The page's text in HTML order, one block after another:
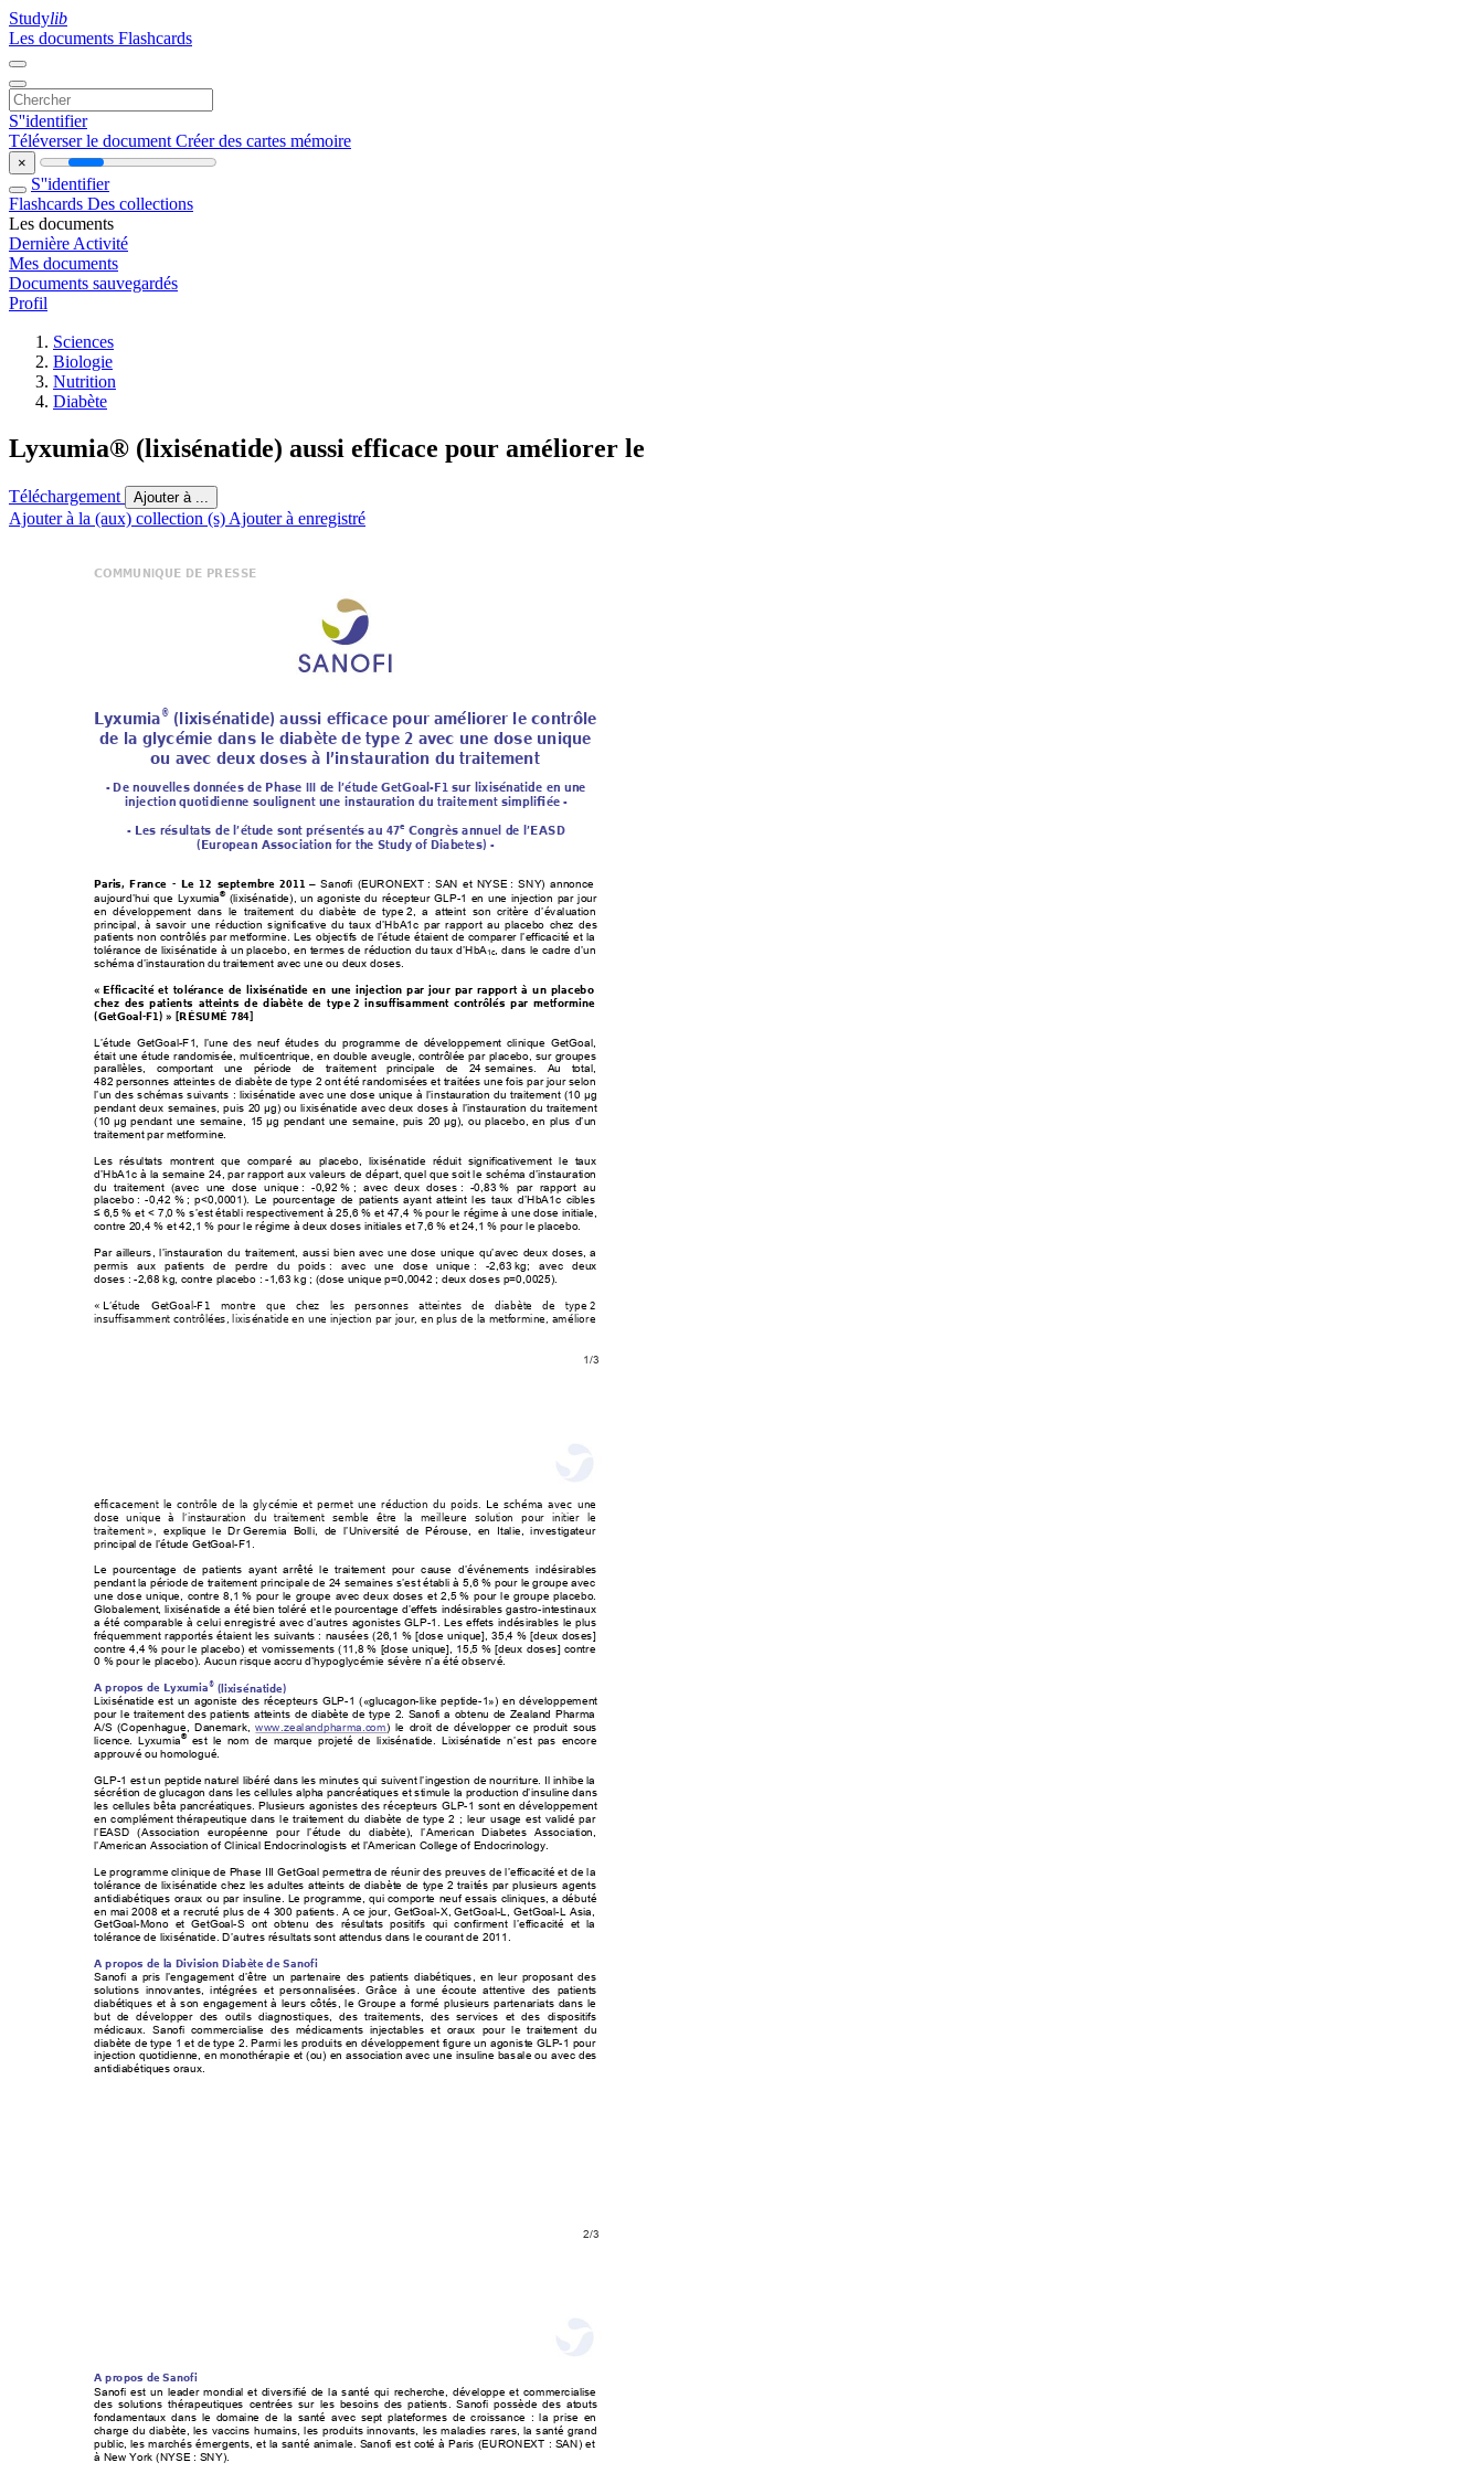
Studylib
Les documents Flashcards
S''identifier
Téléverser le document Créer des cartes mémoire
×
S''identifier
Flashcards Des collections
Les documents
Dernière Activité
Mes documents
Documents sauvegardés
Profil
Sciences
Biologie
Nutrition
Diabète
Lyxumia® (lixisénatide) aussi efficace pour améliorer le
Téléchargement Ajouter à ...
Ajouter à la (aux) collection (s) Ajouter à enregistré
COMMUNIQUE DE PRESSE
1/3
Lyxumia® (lixisénatide) aussi efficace pour améliorer le contrôle
de la glycémie dans le diabète de type 2 avec une dose unique
ou avec deux doses à l’instauration du traitement
- De nouvelles données de Phase III de l’étude GetGoal-F1 sur lixisénatide en une
injection quotidienne soulignent une instauration du traitement simplifiée -
- Les résultats de l’étude sont présentés au 47e Congrès annuel de l’EASD
(European Association for the Study of Diabetes) -
Paris, France - Le 12 septembre 2011 – Sanofi (EURONEXT : SAN et NYSE : SNY) annonce
aujourd’hui que Lyxumia® (lixisénatide), un agoniste du récepteur GLP-1 en une injection par jour
en développement dans le traitement du diabète de type 2, a atteint son critère d’évaluation
principal, à savoir une réduction significative du taux d’HbA1c par rapport au placebo chez des
patients non contrôlés par metformine. Les objectifs de l’étude étaient de comparer l’efficacité et la
tolérance de lixisénatide à un placebo, en termes de réduction du taux d’HbA1c, dans le cadre d’un
schéma d’instauration du traitement avec une ou deux doses.
« Efficacité et tolérance de lixisénatide en une injection par jour par rapport à un placebo
chez des patients atteints de diabète de type 2 insuffisamment contrôlés par metformine
(GetGoal-F1) » [RÉSUMÉ 784]
L’étude GetGoal-F1, l’une des neuf études du programme de développement clinique GetGoal,
était une étude randomisée, multicentrique, en double aveugle, contrôlée par placebo, sur groupes
parallèles, comportant une période de traitement principale de 24 semaines. Au total,
482 personnes atteintes de diabète de type 2 ont été rand omisées et traitées une fois par jour selon
l’un des schémas suivants : lixisénatide avec une dose unique à l’instauration du traitement (10 μg
pendant deux semaines, puis 20 μg) ou lixisénatide avec deux doses à l’instauration du traitement
(10 μg pendant une semaine, 15 μg pendant une semaine, puis 20 μg), ou placebo, en plus d’un
traitement par metformine.
Les résultats montrent que comparé au placebo, lixisénatide réduit significativement le taux
d’HbA1c à la semaine 24, par rapport aux valeurs de départ, quel que soit le schéma d’instauration
du traitement (avec une dose unique : -0,92 % ; avec deux doses : -0,83 % par rapport au
placebo : -0,42 % ; p<0,0001). Le pourcentage de patients ayant atteint les taux d’HbA1c cibles
≤ 6,5 % et < 7,0 % s’est établi respectivement à 25,6 % et 47,4 % pour le régime à une dose initiale,
contre 20,4 % et 42,1 % pour le régime à deux doses initiales et 7,6 % et 24,1 % pour le placebo.
Par ailleurs, l’instauration du traitement, aussi bien avec une dose unique qu’avec deux doses, a
permis aux patients de perdre du poids : avec une dose unique : -2,63
kg; avec deux
doses : -2,68 kg, contre placebo : -1,63 kg ; (dose unique p=0,0042 ; deux doses p=0,0025).
« L’étude GetGoal-F1 montre que chez les personnes atteintes de diabète de type 2
insuffisamment contrôlées, lixisénatide en une injection par jour, en plus de la metformine, améliore
2/3
efficacement le contrôle de la glycémie et permet une réduction du poids. Le schéma avec une
dose unique à l’instauration du traitement semble être la meilleure solution pour initier le
traitement » , explique le Dr Geremia Bolli, de l’Université de Pérouse, en Italie, investigateur
principal de l’étude GetGoal-F1 .
Le pourcentage de patients ayant arrêté le traitement pour cause d’événements indésirables
pendant la période de traitement principale de 24 semaines s’est établi à 5,6 % pour le groupe avec
une dose unique, contre 8,1 % pour le groupe avec deux doses et 2,5 % pour le groupe placebo.
Globalement, lixisénatide a été bien toléré et le pourcentage d’effets indésirables gastro-intestinaux
a été comparable à celui enregistré avec d’autres agonistes GLP-1. Les effets indésirables
le plus
fréquemment rapportés étaient les suivants : nausées (26,1 % [dose unique], 35,4 % [deux doses]
contre 4,4 % pour le placebo) et vomissements (11,8 % [dose unique], 15,5 % [deux doses] contre
0 % pour le placebo). Aucun risque accru d’hypoglycémie sévère n’a été observé.
A propos de Lyxumia® (lixisénatide)
Lixisénatide est un agoniste des récepteurs GLP- 1 («glucagon-like peptide-1») en développement
pour le traitement des patients atteints de diabète de type 2. Sanofi a obtenu de Zealand Pharma
A/S (Copenhague, Danemark, www.zealandpharma.com) le droit de développer ce produit sous
licence. Lyxumia® est le nom de marque projeté de lixisénatide. Lixisénatide n’est pas encore
approuvé ou homologué.
GLP-1 est un peptide naturel libéré dans les minutes qui suivent l’ingestion de nourriture. Il inhibe la
sécrétion de glucagon dans les cellules alpha pancréatiques et stimule la production d’insuline dans
les cellules bêta pancréatiques. Plusieurs agonistes des récepteurs GLP-1 sont en développement
en complément thérapeutique dans le traitement du diabète de type 2 ; leur usage est validé par
l’EASD (Association européenne pour l’étude du diabète), l’American Diabetes Association,
l’American Association of Clinical Endocrinologists et l’American College of Endocrinology.
Le programme clinique de Phase III GetGoal permettra de réunir des preuves de l’efficacité et de la
tolérance de lixisénatide chez les adultes atteints de diabète de type 2 traités par plusieurs agents
antidiabétiques oraux ou par insuline. Le programme, qui comporte neuf essais cliniques, a débuté
en mai 2008 et a recruté plus de 4 300 patients. A ce jour, GetGoal-X, GetGoal-L, GetGoal-L Asia,
GetGoal-Mono et GetGoal-S ont obtenu des résultats positifs qui confirment l’efficacité et la
tolérance de lixisénatide. D’autres résultats sont attendus dans le courant de 2011.
A propos de la Division Diabète de Sanofi
Sanofi a pris l’engagement d’être un partenaire des patients diabétiques, en leur proposant des
solutions innovantes, intégrées et personnalisées. Grâce à une écoute attentive des patients
diabétiques et à son engagement à leurs côtés, le Groupe a formé plusieurs partenariats dans le
but de développer des outils diagnostiques, des traitements, des services et des dispositifs
médicaux. Sanofi commercialise des médicaments injectables et oraux pour le traitement du
diabète de type 1 et de type 2. Parmi les produits en développement figure un agoniste GLP-1 pour
injection quotidienne, en monothérapie et (ou) en association avec une insuline basale ou avec des
antidiabétiques oraux.
A propos de Sanofi
Sanofi est un leader mondial et diversifié de la santé qui recherche, développe et commercialise
des solutions thérapeutiques centrées sur les besoins des patients. Sanofi possède des atouts
fondamentaux dans le domaine de la santé avec sept plateformes de croissance : la prise en
charge du diabète, les vaccins humains, les produits innovants, les maladies rares, la santé grand
public, les marchés émergents, et la santé animale. Sanofi est coté à Paris (EURONEXT : SAN) et
à New York (NYSE : SNY).